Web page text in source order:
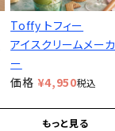
Toffy トフィー
アイスクリームメーカ
ー
価格 ¥4,950税込
もっと見る